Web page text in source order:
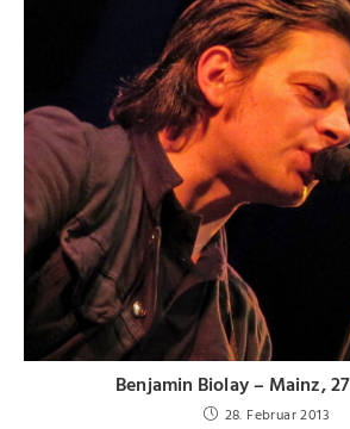
Benjamin Biolay – Mainz,
28. Februar 2013